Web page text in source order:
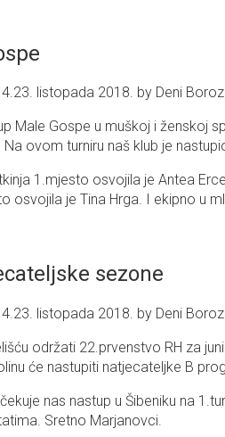
23. listopada 2018. by Deni
Male Gospe u muškoj i ženskoj
Na ovom turniru naš klub je
1.mjesto osvojila je Antea
osvojila je Tina Hrga. I ekipno u
sezone
23. listopada 2018. by Deni
održati 22.prvenstvo RH za
će nastupiti natjecateljke B
nas nastup u Šibeniku na
Sretno Marjanovci.